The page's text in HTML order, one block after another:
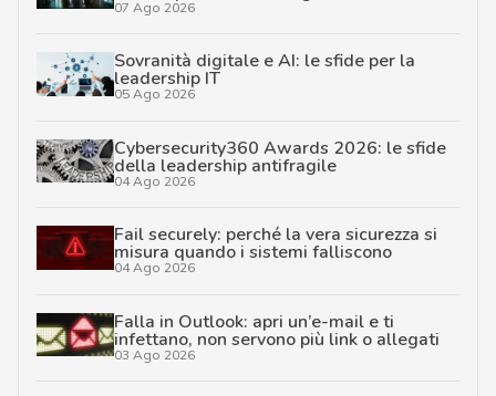
07 Ago 2026
Sovranità digitale e AI: le sfide per la
leadership IT
05 Ago 2026
Cybersecurity360 Awards 2026: le sfide
della leadership antifragile
04 Ago 2026
Fail securely: perché la vera sicurezza si
misura quando i sistemi falliscono
04 Ago 2026
Falla in Outlook: apri un’e-mail e ti
infettano, non servono più link o allegati
03 Ago 2026